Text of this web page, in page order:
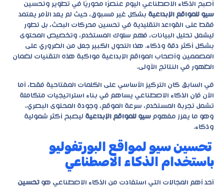
أصبح الذكاء الاصطناعي اليوم عنصرًا محوريًا في تطوير وتحسين
سيو للمواقع الإبداعية بشكل غير مسبوق، حيث لم يعد الأمر يعتمد
فقط على القواعد التقليدية في تحسين محركات البحث، بل تطور
ليشمل تحليل البيانات، فهم سلوك المستخدم، وتخصيص المحتوى
بشكل أكثر دقة وذكاء. هذا التحول الكبير جعل من الضروري على
المصممين وأصحاب المواقع الإبداعية مواكبة هذه التقنيات لضمان
الظهور في النتائج الأولى.
في السابق كان التركيز الأساسي على الكلمات المفتاحية فقط، أما
الآن فإن الذكاء الاصطناعي يساهم في بناء استراتيجيات متكاملة
تشمل تجربة المستخدم، سرعة الموقع، وجودة المحتوى البصري،
وهو ما يعزز مفهوم سيو للمواقع الإبداعية ليصبح أكثر شمولية
وذكاء.
تحسين سيو لمواقع البورتفوليو
باستخدام الذكاء الاصطناعي
أحد أهم المجالات التي استفادت من الذكاء الاصطناعي هو تحسين